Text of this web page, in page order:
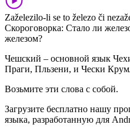
Zaželezilo-li se to železo či
Скороговорка: Стало ли
железом?
Чешский – основной язык
Праги, Пльзени, и Чески
Возьмите эти слова с собой.
Загрузите бесплатно нашу
языка, разработанную для